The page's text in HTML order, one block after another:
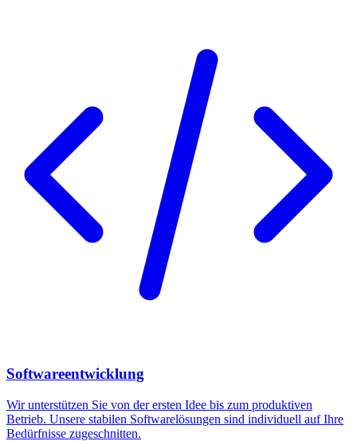
Softwareentwicklung
Wir unterstützen Sie von der ersten Idee bis zum produktiven
Betrieb. Unsere stabilen Softwarelösungen sind individuell auf Ihre
Bedürfnisse zugeschnitten.